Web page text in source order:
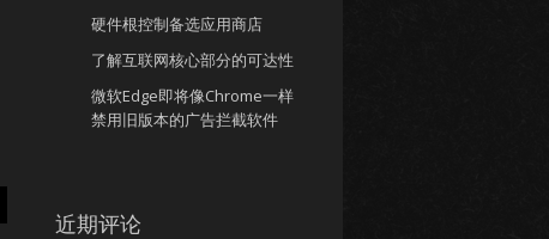
硬件根控制备选应用商店
了解互联网核心部分的可达性
微软Edge即将像Chrome一样
禁用旧版本的广告拦截软件
近期评论